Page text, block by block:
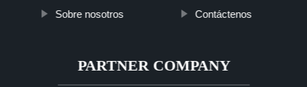
Sobre nosotros Contáctenos
PARTNER COMPANY